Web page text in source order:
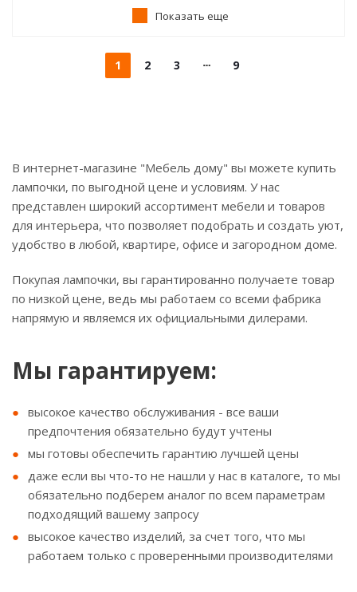
Показать еще
1 2 3 9
В интернет-магазине "Мебель дому" вы можете купить
лампочки, по выгодной цене и условиям. У нас
представлен широкий ассортимент мебели и товаров
для интерьера, что позволяет подобрать и создать уют,
удобство в любой, квартире, офисе и загородном доме.
Покупая лампочки, вы гарантированно получаете товар
по низкой цене, ведь мы работаем со всеми фабрика
напрямую и являемся их официальными дилерами.
Мы гарантируем:
высокое качество обслуживания - все ваши
предпочтения обязательно будут учтены
мы готовы обеспечить гарантию лучшей цены
даже если вы что-то не нашли у нас в каталоге, то мы
обязательно подберем аналог по всем параметрам
подходящий вашему запросу
высокое качество изделий, за счет того, что мы
работаем только с проверенными производителями